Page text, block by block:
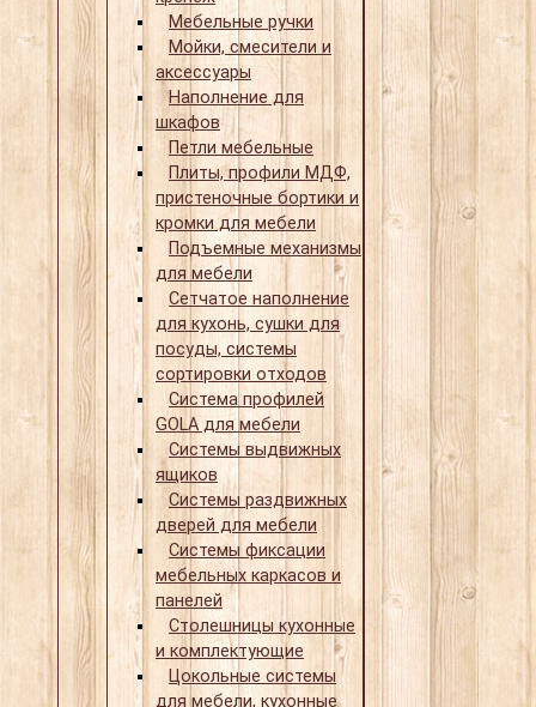
Мебельные ручки
Мойки, смесители и
аксессуары
Наполнение для
шкафов
Петли мебельные
Плиты, профили МДФ,
пристеночные бортики и
кромки для мебели
Подъемные механизмы
для мебели
Сетчатое наполнение
для кухонь, сушки для
посуды, системы
сортировки отходов
Система профилей
GOLA для мебели
Системы выдвижных
ящиков
Системы раздвижных
дверей для мебели
Системы фиксации
мебельных каркасов и
панелей
Столешницы кухонные
и комплектующие
Цокольные системы
для мебели, кухонные